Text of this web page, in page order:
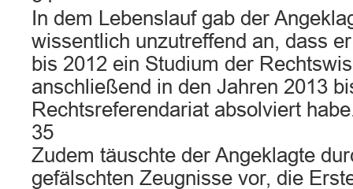
In dem Lebenslauf gab der
wissentlich unzutreffend an, dass
bis 2012 ein Studium der
anschließend in den Jahren 2013
Rechtsreferendariat absolviert
35
Zudem täuschte der Angeklagte
gefälschten Zeugnisse vor, die